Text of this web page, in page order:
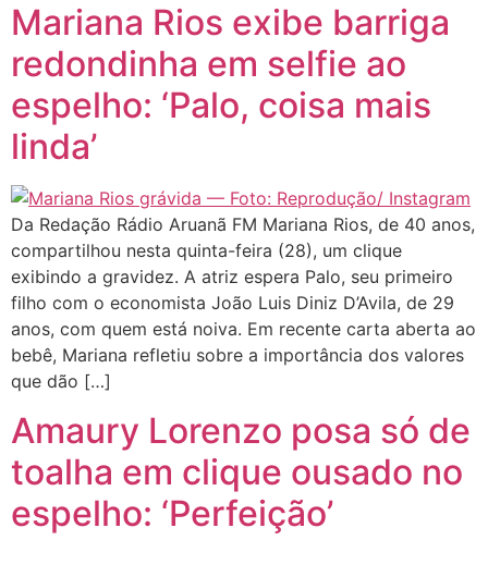
Mariana Rios exibe barriga
redondinha em selfie ao
espelho: ‘Palo, coisa mais
linda’
Da Redação Rádio Aruanã FM Mariana Rios, de 40 anos,
compartilhou nesta quinta-feira (28), um clique
exibindo a gravidez. A atriz espera Palo, seu primeiro
filho com o economista João Luis Diniz D’Avila, de 29
anos, com quem está noiva. Em recente carta aberta ao
bebê, Mariana refletiu sobre a importância dos valores
que dão […]
Amaury Lorenzo posa só de
toalha em clique ousado no
espelho: ‘Perfeição’